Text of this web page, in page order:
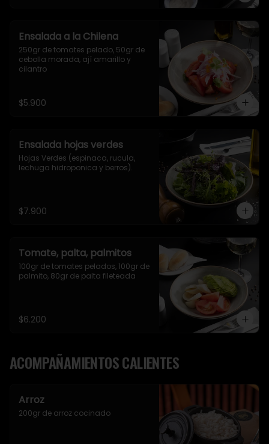
Ensalada a la Chilena
250gr de tomates pelado, 50gr de
cebolla morada, ají amarillo y
cilantro
$5.900
Ensalada hojas verdes
Hojas Verdes (espinaca, rucula,
lechuga hidroponica y berros).
$7.900
Tomate, palta, palmitos
100gr de tomates pelados, 100gr de
palmito, 80gr de palta fileteada
$6.200
ACOMPAÑAMIENTOS CALIENTES
Arroz
200gr de arroz cocinado